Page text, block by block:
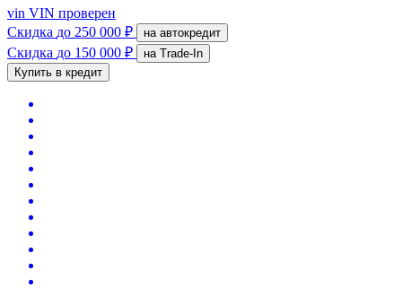
vin VIN проверен
Скидка до 250 000 ₽ на автокредит
Скидка до 150 000 ₽
на Trade-In
Купить в кредит